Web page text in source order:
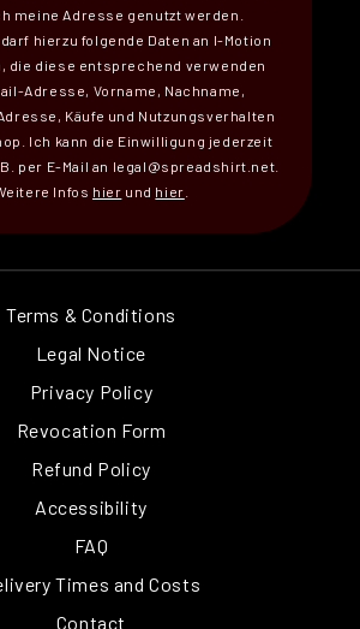
meine Adresse genutzt werden.
hierzu folgende Daten an I-Motion
die diese entsprechend verwenden
Adresse, Vorname, Nachname,
Käufe und Nutzungsverhalten
Ich kann die Einwilligung jederzeit
per E-Mail an legal@spreadshirt.net.
Infos hier und hier
Terms & Conditions
Legal Notice
Privacy Policy
Revocation Form
Refund Policy
Accessibility
FAQ
Times and Costs
Contact